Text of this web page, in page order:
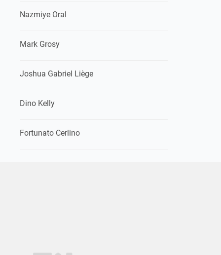
Nazmiye Oral
Mark Grosy
Joshua Gabriel Liège
Dino Kelly
Fortunato Cerlino